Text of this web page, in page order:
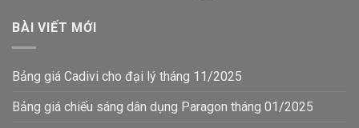
BÀI VIẾT MỚI
Bảng giá Cadivi cho đại lý tháng 11/2025
Bảng giá chiếu sáng dân dụng Paragon tháng 01/2025